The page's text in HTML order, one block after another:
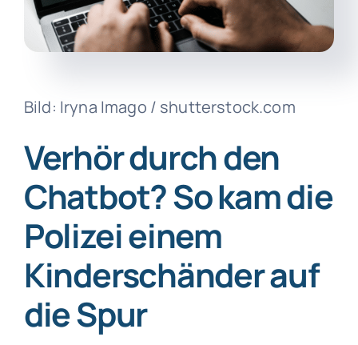
Bild: Iryna Imago / shutterstock.com
Verhör durch den
Chatbot? So kam die
Polizei einem
Kinderschänder auf
die Spur